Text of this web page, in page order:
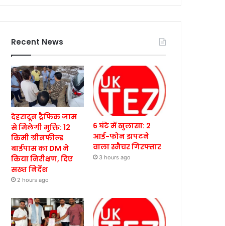
Recent News
देहरादून ट्रैफिक जाम
से मिलेगी मुक्ति: 12
किमी ग्रीनफील्ड
बाईपास का DM ने
किया निरीक्षण, दिए
सख्त निर्देश
2 hours ago
6 घंटे में खुलासा: 2
आई-फोन झपटने
वाला स्नैचर गिरफ्तार
3 hours ago